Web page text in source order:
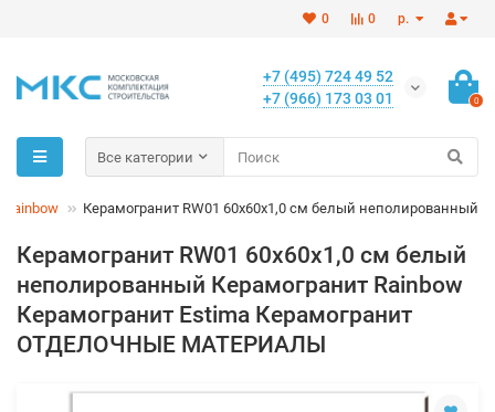
р.
0
0
+7 (495) 724 49 52
+7 (966) 173 03 01
0
Все категории
Керамогранит RW01 60x60x1,0 см белый неполированный
Керамогранит RW01 60x60x1,0 см белый
неполированный Керамогранит Rainbow
Керамогранит Estima Керамогранит
ОТДЕЛОЧНЫЕ МАТЕРИАЛЫ